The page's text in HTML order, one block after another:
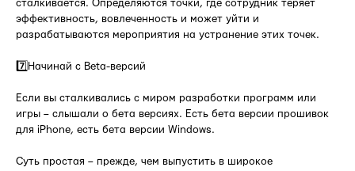
сталкивается. Определяются точки, где сотрудник теряет
эффективность, вовлеченность и может уйти и
разрабатываются мероприятия на устранение этих точек.
7️⃣Начинай с Beta-версий
Если вы сталкивались с миром разработки программ или
игры – слышали о бета версиях. Есть бета версии прошивок
для iPhone, есть бета версии Windows.
Суть простая – прежде, чем выпустить в широкое